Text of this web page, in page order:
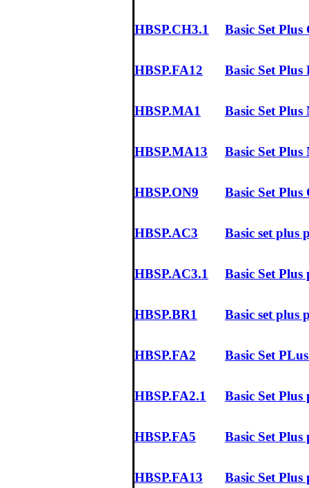
HBSP.CH3.1 Basic Set
HBSP.FA12 Basic Set
HBSP.MA1 Basic Set
HBSP.MA13 Basic Set
HBSP.ON9 Basic Set
HBSP.AC3 Basic set plus
HBSP.AC3.1 Basic Set
HBSP.BR1 Basic set plus
HBSP.FA2 Basic Set
HBSP.FA2.1 Basic Set
HBSP.FA5 Basic Set
HBSP.FA13 Basic Set